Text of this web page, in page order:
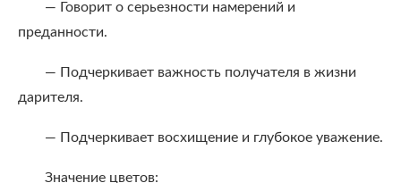
— Говорит о серьезности намерений и
преданности.
— Подчеркивает важность получателя в жизни
дарителя.
— Подчеркивает восхищение и глубокое уважение.
Значение цветов: